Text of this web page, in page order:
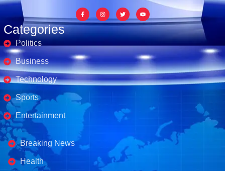
Categories
Politics
Business
Technology
Sports
Entertainment
Business's
Breaking News
Health